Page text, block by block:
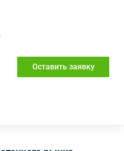
Оставить заявку